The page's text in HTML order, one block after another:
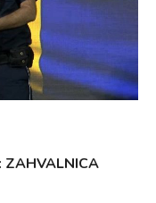
ZAHVALNICA